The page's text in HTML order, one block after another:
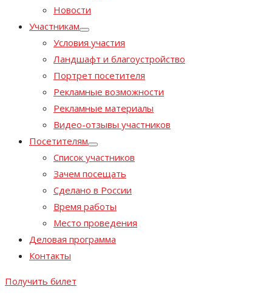
Новости
Участникам
Условия участия
Ландшафт и благоустройство
Портрет посетителя
Рекламные возможности
Рекламные материалы
Видео-отзывы участников
Посетителям
Список участников
Зачем посещать
Сделано в России
Время работы
Место проведения
Деловая программа
Контакты
Получить билет